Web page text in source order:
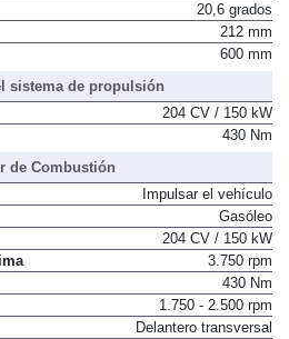
20,6 grados
212 mm
600 mm
sistema de propulsión
204 CV / 150 kW
430 Nm
de Combustión
Impulsar el vehículo
Gasóleo
204 CV / 150 kW
3.750 rpm
430 Nm
1.750 - 2.500 rpm
Delantero transversal